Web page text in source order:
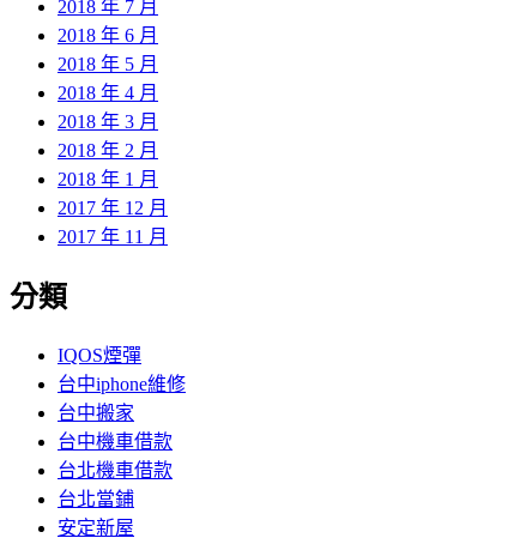
2018 年 7 月
2018 年 6 月
2018 年 5 月
2018 年 4 月
2018 年 3 月
2018 年 2 月
2018 年 1 月
2017 年 12 月
2017 年 11 月
分類
IQOS煙彈
台中iphone維修
台中搬家
台中機車借款
台北機車借款
台北當鋪
安定新屋